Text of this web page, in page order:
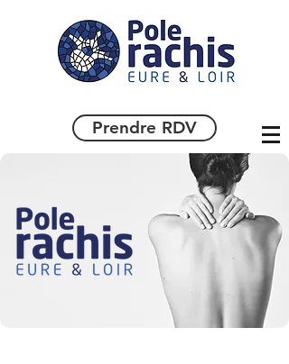
Prendre RDV